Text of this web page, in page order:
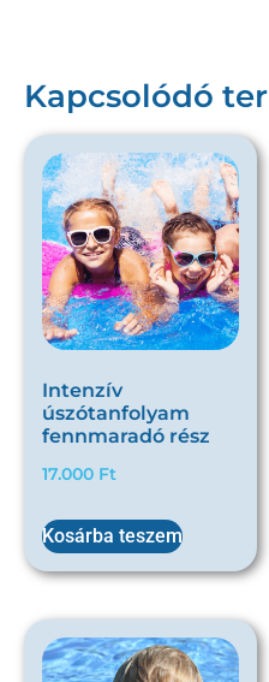
Kapcsolódó
Intenzív
úszótanfolyam
fennmaradó rész
17.000 Ft
Kosárba teszem